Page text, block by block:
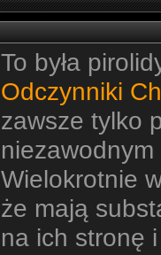
To była
Odczynniki
zawsze tylko
Wielokrotnie
że mają
na ich stronę